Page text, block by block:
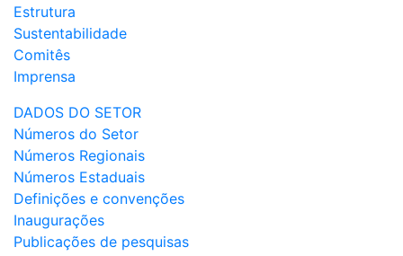
Estrutura
Sustentabilidade
Comitês
Imprensa
DADOS DO SETOR
Números do Setor
Números Regionais
Números Estaduais
Definições e convenções
Inaugurações
Publicações de pesquisas